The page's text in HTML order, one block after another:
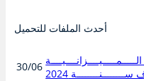
أحدث الملفات للتحميل
30/06
2024